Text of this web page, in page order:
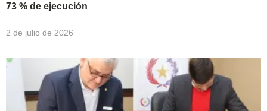
73 % de ejecución
2 de julio de 2026